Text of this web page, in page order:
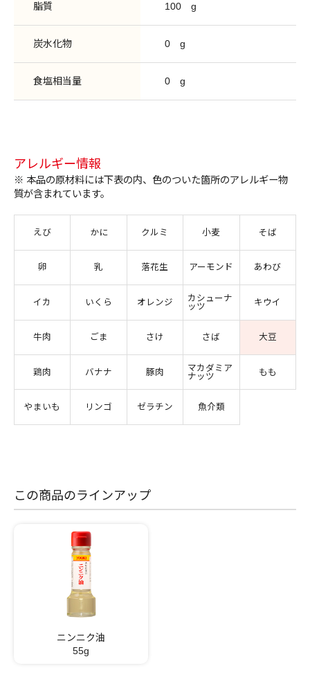
脂質 100 g
炭水化物 0 g
食塩相当量 0 g
アレルギー情報
※ 本品の原材料には下表の内、色のついた箇所のアレルギー物
質が含まれています。
えび かに クルミ 小麦 そば
卵 乳 落花生 アーモンド あわび
イカ いくら オレンジ
カシューナ
ッツ
キウイ
牛肉 ごま さけ さば 大豆
鶏肉 バナナ 豚肉
マカダミア
ナッツ
もも
やまいも リンゴ ゼラチン 魚介類
この商品のラインアップ
ニンニク油
55g